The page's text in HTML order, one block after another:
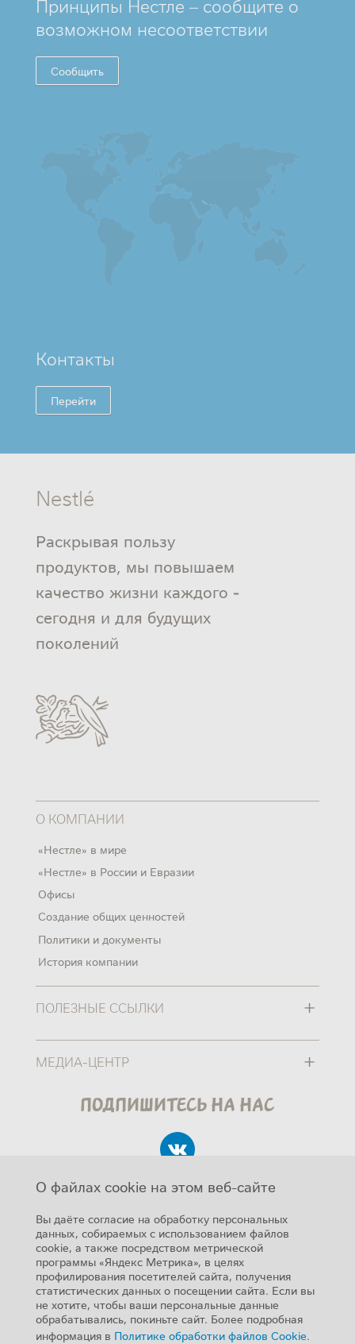
Принципы Нестле – сообщите о
возможном несоответствии
Сообщить
Контакты
Перейти
Nestlé
Раскрывая пользу
продуктов, мы повышаем
качество жизни каждого -
сегодня и для будущих
поколений
О КОМПАНИИ
«Нестле» в мире
«Нестле» в России и Евразии
Офисы
Создание общих ценностей
Политики и документы
История компании
ПОЛЕЗНЫЕ ССЫЛКИ +
МЕДИА-ЦЕНТР +
Подпишитесь на нас
SUB FOOTER MENU
Авторские права
Карта сайта
Помощь
Конфиденциальность
О файлах cookie на этом веб-сайте
Вы даёте согласие на обработку персональных
данных, собираемых с использованием файлов
cookie, а также посредством метрической
программы «Яндекс Метрика», в целях
профилирования посетителей сайта, получения
статистических данных о посещении сайта. Если вы
не хотите, чтобы ваши персональные данные
обрабатывались, покиньте сайт. Более подробная
информация в Политике обработки файлов Cookie.